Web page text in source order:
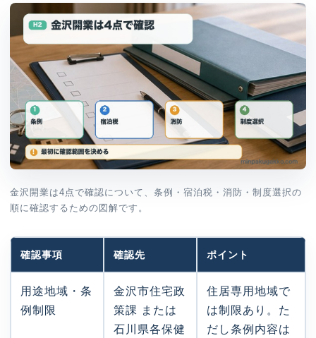
金沢開業は4点で確認について、条例・宿泊税・消防・制度選択の
順に確認するための図解です。
確認事項 確認先 ポイント
用途地域・条
例制限
金沢市住宅政
策課 または
石川県各保健
住居専用地域で
は制限あり。た
だし条例内容は